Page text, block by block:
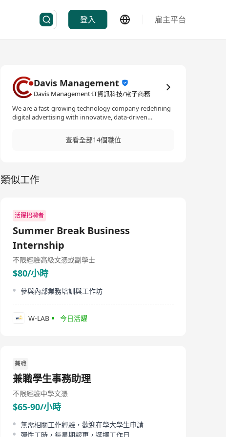
登入 雇主平台
Davis Management
Davis Management·IT資訊科技/電子商務
We are a fast-growing technology company redefining
digital advertising with innovative, data-driven
high-performance ad platform that drives exceptional
查看全部14個職位
類似工作
活躍招聘者
Summer Break Business
Internship
不限經驗高級文憑或副學士
$80/小時
參與內部業務培訓與工作坊
W-LAB 今日活躍
兼職
兼職學生事務助理
不限經驗中學文憑
$65-90/小時
無需相關工作經驗，歡迎在學大學生申請
彈性工時，每星期報更，選擇工作日